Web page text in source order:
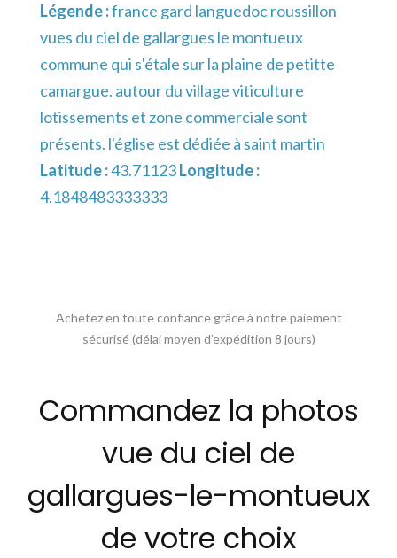
Légende :france gard languedoc roussillon
vues du ciel de gallargues le montueux
commune qui s'étale sur la plaine de petitte
camargue. autour du village viticulture
lotissements et zone commerciale sont
présents. l'église est dédiée à saint martin
Latitude :43.71123Longitude :
4.1848483333333
Achetez en toute confiance grâce à notre paiement
sécurisé (délai moyen d’expédition 8 jours)
Commandez la photos
vue du ciel de
gallargues-le-montueux
de votre choix